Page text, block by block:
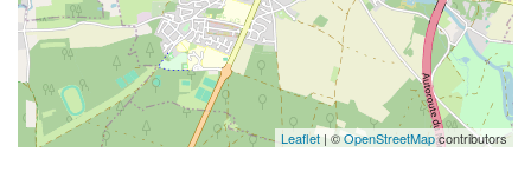
Leaflet | ©OpenStreetMapcontributors